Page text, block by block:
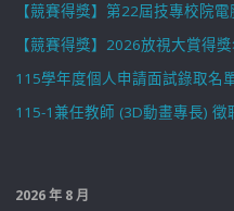
【競賽得獎】第22屆技專校院
【競賽得獎】2026放視大賞得
115學年度個人申請面試錄取名
115-1兼任教師 (3D動畫專長) 徵
2026 年 8 月